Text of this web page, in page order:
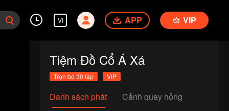
VI APP VIP
Tiệm Đồ Cổ Á Xá
Trọn bộ 30 tập VIP
Danh sách phát Cảnh quay hỏng